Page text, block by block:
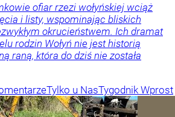
ofiar rzezi wołyńskiej wciąż
i listy, wspominając bliskich
okrucieństwem. Ich dramat
rodzin Wołyń nie jest historią
raną, która do dziś nie została
Tylko u NasTygodnik Wprost